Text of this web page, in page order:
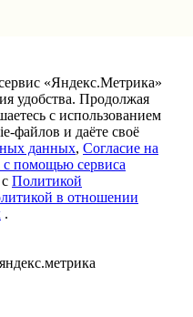
«Яндекс.Метрика»
удобства. Продолжая
с использованием
файлов и даёте своё
данных, Согласие на
с помощью сервиса
Политикой
в отношении
.